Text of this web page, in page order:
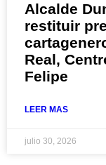
Alcalde
restituir
Real,
Felipe
LEER MAS
julio 30, 2026